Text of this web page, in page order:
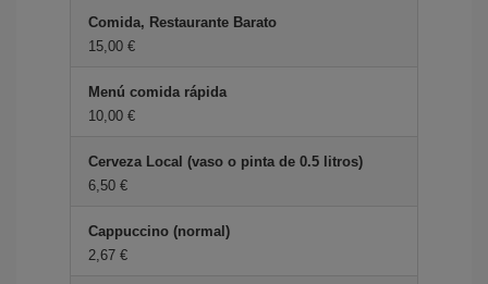
Comida, Restaurante Barato
15,00 €
Menú comida rápida
10,00 €
Cerveza Local (vaso o pinta de 0.5 litros)
6,50 €
Cappuccino (normal)
2,67 €